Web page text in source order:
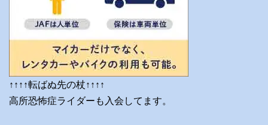
↑↑↑↑転ばぬ先の杖↑↑↑↑
高所恐怖症ライダーも入会してます。